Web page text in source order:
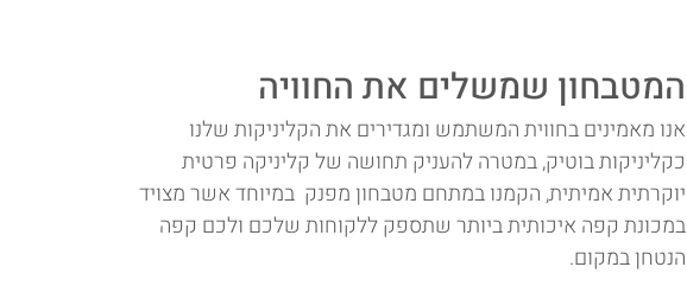
המטבחון שמשלים את החוויה
אנו מאמינים בחווית המשתמש ומגדירים את הקליניקות שלנו
כקליניקות בוטיק, במטרה להעניק תחושה של קליניקה פרטית
יוקרתית אמיתית, הקמנו במתחם מטבחון מפנק במיוחד אשר מצויד
במכונת קפה איכותית ביותר שתספק ללקוחות שלכם ולכם קפה
הנטחן במקום.